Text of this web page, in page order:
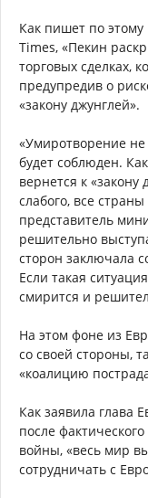
Как пишет по этому
Times, «Пекин
торговых сделках,
предупредив о
«закону джунглей».
«Умиротворение
будет соблюден.
вернется к «закону
слабого, все
представитель
решительно
сторон заключала
Если такая
смирится и
На этом фоне из
со своей стороны,
«коалицию
Как заявила глава
после
войны, «весь мир
сотрудничать с